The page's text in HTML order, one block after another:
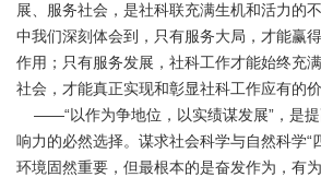
展、服务社会，是社科联充满生机和活力的
中我们深刻体会到，只有服务大局，才能赢
作用；只有服务发展，社科工作才能始终充
社会，才能真正实现和彰显社科工作应有的价
——“以作为争地位，以实绩谋发展”，是提
响力的必然选择。谋求社会科学与自然科学“
环境固然重要，但最根本的是奋发作为，有